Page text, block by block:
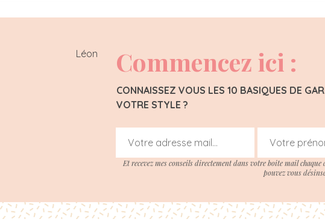
Commencez ici :
CONNAISSEZ VOUS LES 10 BASIQUES DE
VOTRE STYLE ?
Et recevez mes conseils directement dans votre boite mail
pouvez vous